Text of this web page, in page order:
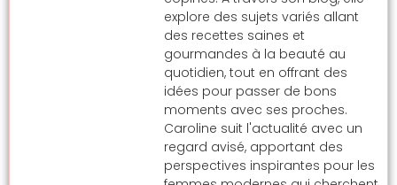
explore des sujets variés allant
des recettes saines et
gourmandes à la beauté au
quotidien, tout en offrant des
idées pour passer de bons
moments avec ses proches.
Caroline suit l'actualité avec un
regard avisé, apportant des
perspectives inspirantes pour les